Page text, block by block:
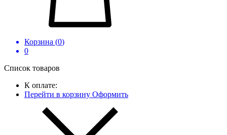
Корзина (0)
0
Список товаров
К оплате:
Перейти в корзину Оформить